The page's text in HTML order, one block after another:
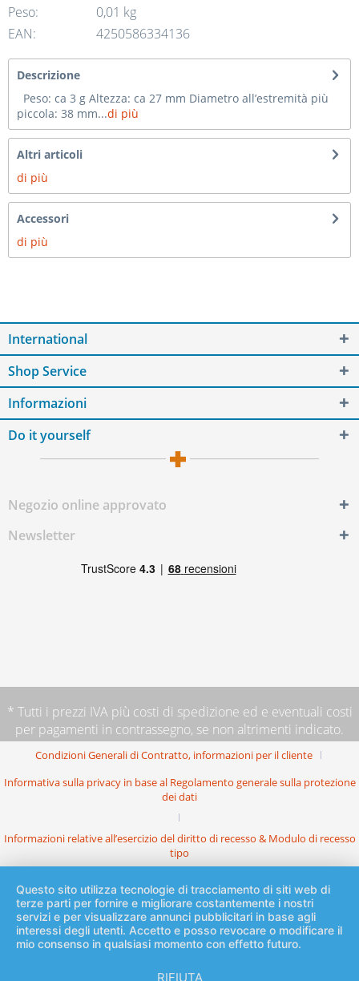
Peso:
0,01 kg
EAN:
4250586334136
Descrizione
Peso: ca 3 g Altezza: ca 27 mm Diametro all’estremità più
piccola: 38 mm...di più
Altri articoli
di più
Accessori
di più
International
Shop Service
Informazioni
Do it yourself
Negozio online approvato
Newsletter
* Tutti i prezzi IVA più costi di spedizione ed e eventuali costi
per pagamenti in contrassegno, se non altrimenti indicato.
Condizioni Generali di Contratto, informazioni per il cliente
Informativa sulla privacy in base al Regolamento generale sulla protezione
dei dati
Informazioni relative all’esercizio del diritto di recesso & Modulo di recesso
tipo
Questo sito utilizza tecnologie di tracciamento di siti web di
terze parti per fornire e migliorare costantemente i nostri
servizi e per visualizzare annunci pubblicitari in base agli
interessi degli utenti. Accetto e posso revocare o modificare il
mio consenso in qualsiasi momento con effetto futuro.
RIFIUTA